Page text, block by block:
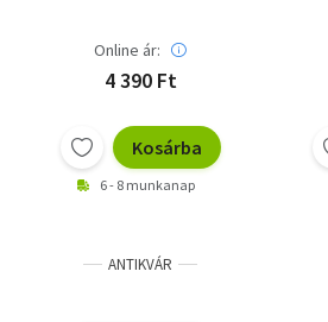
Online ár:
4 390 Ft
Kosárba
6 - 8 munkanap
ANTIKVÁR